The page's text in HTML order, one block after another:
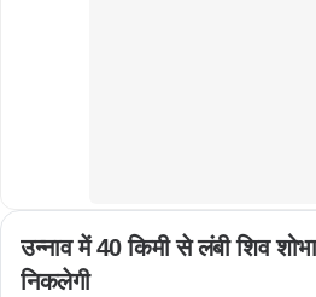
उन्नाव में 40 किमी से लंबी शिव
निकलेगी